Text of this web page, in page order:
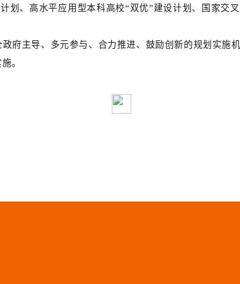
划、高水平应用型本科高校“双优”建设计划、国家交
府主导、多元参与、合力推进、鼓励创新的规划实
。